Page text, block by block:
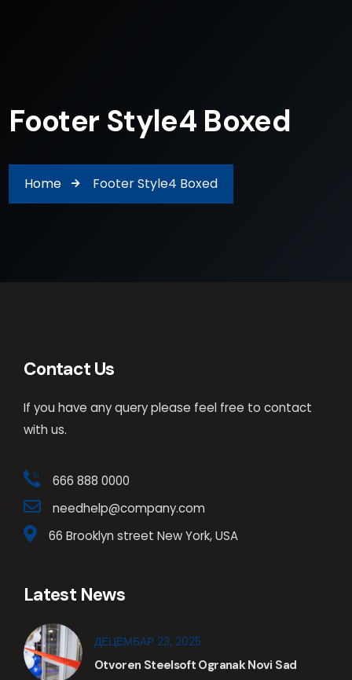
Footer Style4 Boxed
Home Footer Style4 Boxed
Contact Us
If you have any query please feel free to contact
with us.
666 888 0000
needhelp@company.com
66 Brooklyn street New York, USA
Latest News
ДЕЦЕМБАР 23, 2025
Otvoren Steelsoft Ogranak Novi Sad